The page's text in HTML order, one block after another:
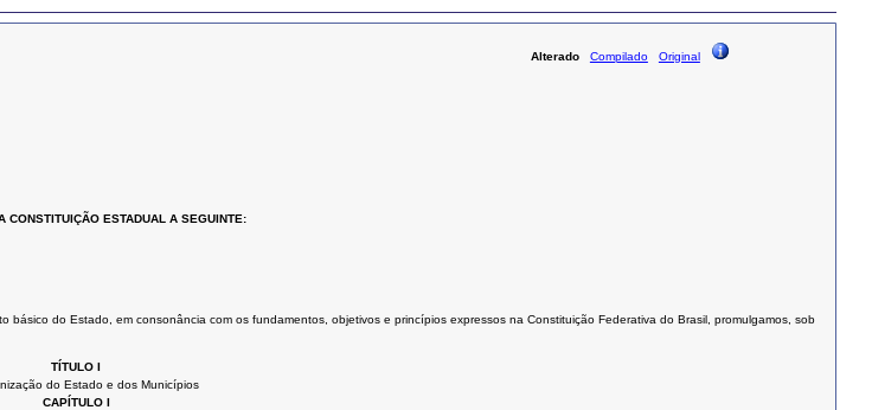
Alterado Compilado Original
CONSTITUIÇÃO ESTADUAL A SEGUINTE:
do Estado, em consonância com os fundamentos, objetivos e princípios expressos na Constituição Federativa do Brasil, promulgamos, sob
TÍTULO I
do Estado e dos Municípios
CAPÍTULO I